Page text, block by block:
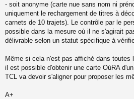
u
- soit anonyme (carte nue sans nom ni
uniquement le rechargement de titres à
carnets de 10 trajets). Le contrôle par le
possible dans la mesure où il ne s'agirait
délivrable selon un statut spécifique à
Même si cela n'est pas affiché dans toutes
il est possible d'obtenir une carte OùRA
TCL va devoir s'aligner pour proposer les
A+